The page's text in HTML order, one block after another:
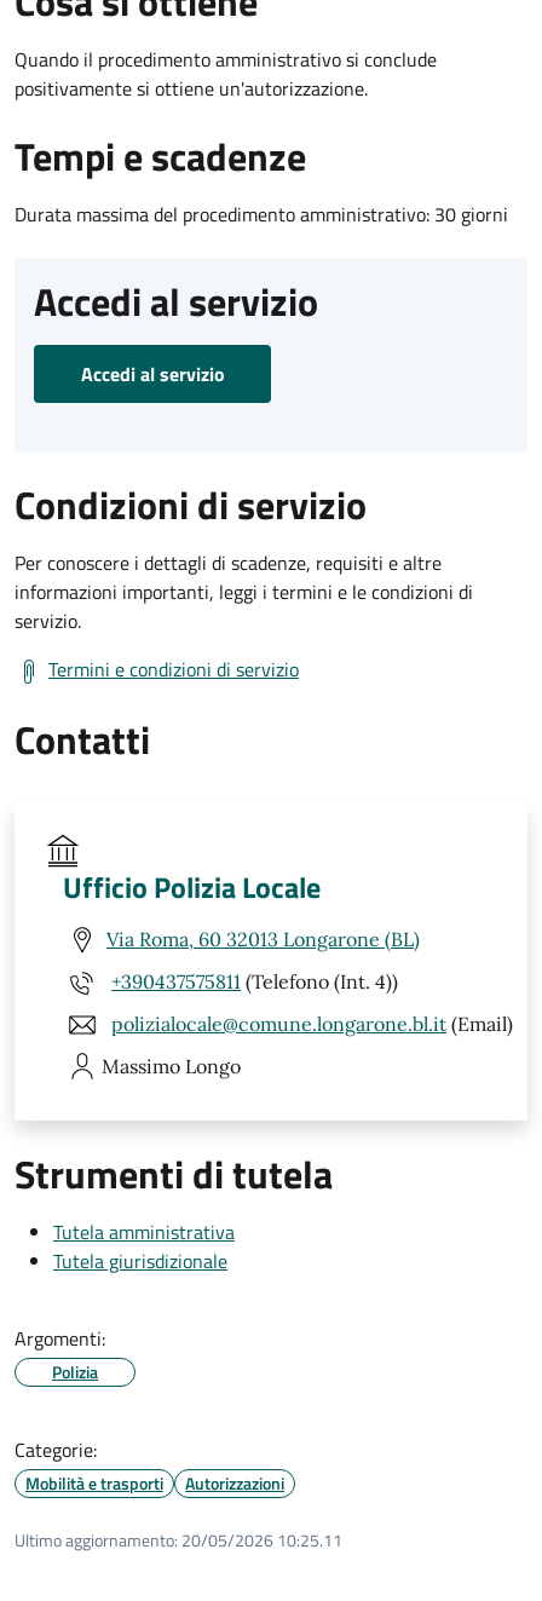
Quando il procedimento amministrativo si conclude
positivamente si ottiene un'autorizzazione.
Tempi e scadenze
Durata massima del procedimento amministrativo: 30 giorni
Accedi al servizio
Accedi al servizio
Condizioni di servizio
Per conoscere i dettagli di scadenze, requisiti e altre
informazioni importanti, leggi i termini e le condizioni di
servizio.
Termini e condizioni di servizio
Contatti
Ufficio Polizia Locale
Via Roma, 60 32013 Longarone (BL)
+390437575811 (Telefono (Int. 4))
polizialocale@comune.longarone.bl.it (Email)
Massimo Longo
Strumenti di tutela
Tutela amministrativa
Tutela giurisdizionale
Argomenti:
Polizia
Categorie:
Mobilità e trasporti Autorizzazioni
Ultimo aggiornamento: 20/05/2026 10:25.11